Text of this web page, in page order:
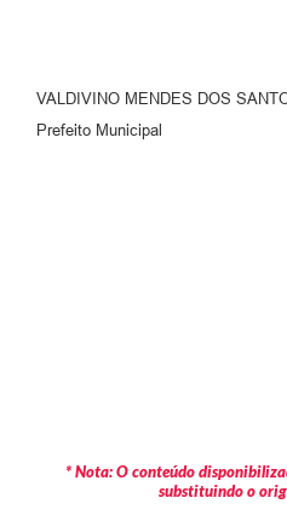
VALDIVINO MENDES DOS
Prefeito Municipal
* Nota: O conteúdo
substituindo o